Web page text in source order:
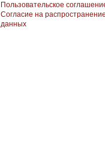
Пользовательское
Согласие на
данных